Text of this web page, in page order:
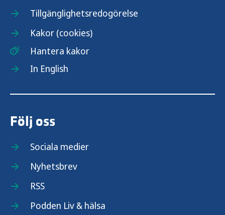
Tillgänglighetsredogörelse
Kakor (cookies)
Hantera kakor
In English
Följ oss
Sociala medier
Nyhetsbrev
RSS
Podden Liv & hälsa